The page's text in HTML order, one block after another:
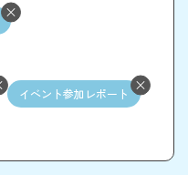
イベント参加レポート